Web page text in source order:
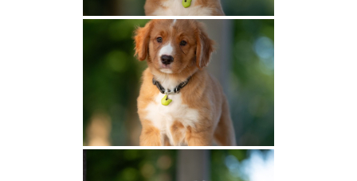
Olga et Naïko
Shaée et Ubaye
Légende et Magni
Shelby et Xarre